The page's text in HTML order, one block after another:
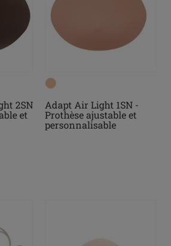
2SN
et
Adapt Air Light 1SN -
Prothèse ajustable et
personnalisable